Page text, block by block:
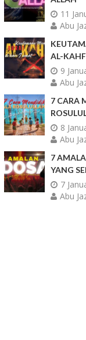
11
Abu
AL-
9
Abu
7 CARA
8
Abu
7
YANG
7
Abu